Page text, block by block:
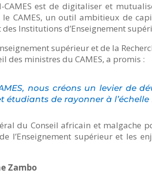
CAMES est de digitaliser et
le CAMES, un outil ambitieux de
Institutions d’Enseignement
supérieur et de la
des ministres du CAMES, a promis :
nous créons un levier de
étudiants de rayonner à
du Conseil africain et malgache
l’Enseignement supérieur et les
Zambo